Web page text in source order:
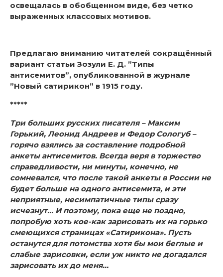
освещалась в обобщенном виде, без четко
выраженных классовых мотивов.
Предлагаю вниманию читателей сокращённый
вариант статьи Зозули Е. Д. ”Типы
антисемитов”, опубликованной в журнале
”Новый сатирикон” в 1915 году.
*****
Три больших русских писателя – Максим
Горький, Леонид Андреев и Федор Сологуб –
горячо взялись за составление подробной
анкеты антисемитов. Всегда веря в торжество
справедливости, ни минуты, конечно, не
сомневался, что после такой анкеты в России не
будет больше на одного антисемита, и эти
неприятные, несимпатичные типы сразу
исчезнут… И поэтому, пока еще не поздно,
попробую хоть кое-как зарисовать их на горько
смеющихся страницах «Сатирикона». Пусть
останутся для потомства хотя бы мои беглые и
слабые зарисовки, если уж никто не догадался
зарисовать их до меня…